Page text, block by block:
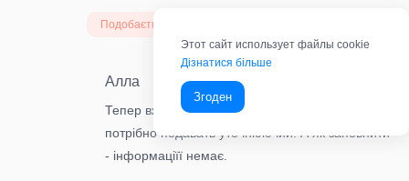
Подобається
Алла
Тепер вжк пізно длчюя Нової звітної. Тепер
потрібно подавать уточнюючий. А як заповнити
- інформаціїї немає.
Этот сайт использует файлы cookie
Дізнатися більше
Згоден